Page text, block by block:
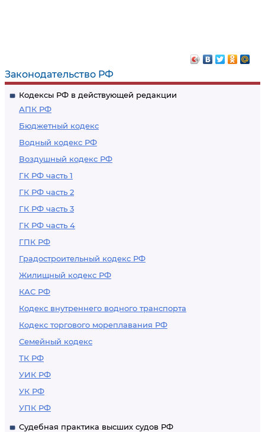
Законодательство РФ
Кодексы РФ в действующей редакции
АПК РФ
Бюджетный кодекс
Водный кодекс РФ
Воздушный кодекс РФ
ГК РФ часть 1
ГК РФ часть 2
ГК РФ часть 3
ГК РФ часть 4
ГПК РФ
Градостроительный кодекс РФ
Жилищный кодекс РФ
КАС РФ
Кодекс внутреннего водного транспорта
Кодекс торгового мореплавания РФ
Семейный кодекс
ТК РФ
УИК РФ
УК РФ
УПК РФ
Судебная практика высших судов РФ